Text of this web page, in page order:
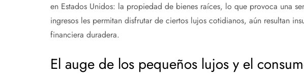
en Estados Unidos: la propiedad de bienes raíces, lo que provoca una
ingresos les permitan disfrutar de ciertos lujos cotidianos, aún resultan
financiera duradera.
El auge de los pequeños lujos y el